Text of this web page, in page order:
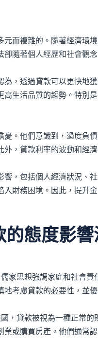
而複雜的。隨著經濟環
隨著個人經歷和社會觀
，透過貸款可以更快地
生活品質的趨勢。特別
。他們意識到，過度負
，貸款利率的波動和經
，包括個人經濟狀況、
財務困境。因此，提升
態度影
家思想強調家庭和社會
考慮貸款的必要性，並
，貸款被視為一種正常
或購買房產。他們通常